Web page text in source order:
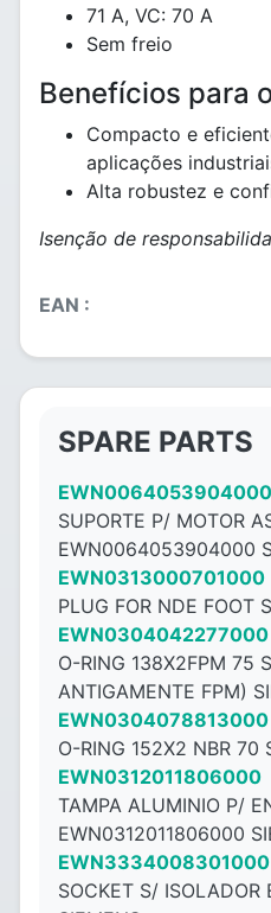
71 A, VC: 70 A
Sem freio
Benefícios para
Compacto e
aplicações
Alta robustez e
Isenção de
EAN :
SPARE PARTS
EWN0064053904000
SUPORTE P/ MOTOR
EWN0064053904000
EWN0313000701000
PLUG FOR NDE FOOT
EWN0304042277000
O-RING 138X2FPM 75
ANTIGAMENTE FPM)
EWN0304078813000
O-RING 152X2 NBR 70
EWN0312011806000
TAMPA ALUMINIO P/
EWN0312011806000
EWN3334008301000
SOCKET S/